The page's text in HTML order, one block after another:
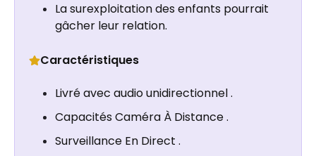
La surexploitation des enfants pourrait
gâcher leur relation.
Caractéristiques
Livré avec audio unidirectionnel .
Capacités Caméra À Distance .
Surveillance En Direct .